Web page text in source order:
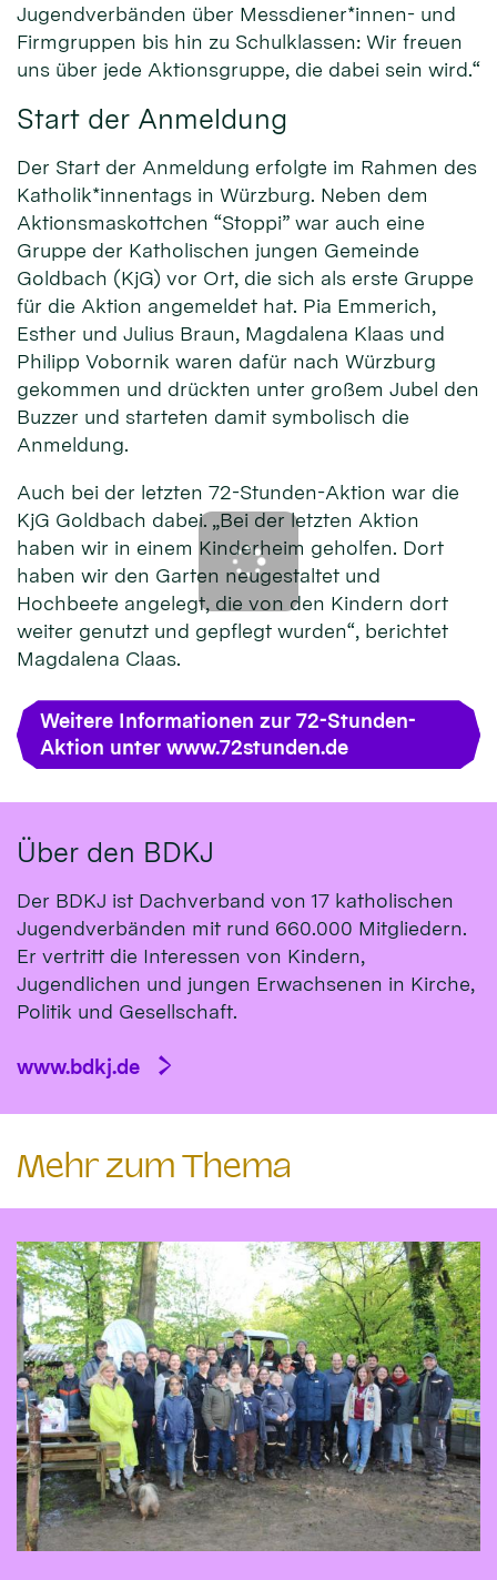
Jugendverbänden über Messdiener*innen- und
Firmgruppen bis hin zu Schulklassen: Wir freuen
uns über jede Aktionsgruppe, die dabei sein wird.“
Start der Anmeldung
Der Start der Anmeldung erfolgte im Rahmen des
Katholik*innentags in Würzburg. Neben dem
Aktionsmaskottchen “Stoppi” war auch eine
Gruppe der Katholischen jungen Gemeinde
Goldbach (KjG) vor Ort, die sich als erste Gruppe
für die Aktion angemeldet hat. Pia Emmerich,
Esther und Julius Braun, Magdalena Klaas und
Philipp Vobornik waren dafür nach Würzburg
gekommen und drückten unter großem Jubel den
Buzzer und starteten damit symbolisch die
Anmeldung.
Auch bei der letzten 72-Stunden-Aktion war die
KjG Goldbach dabei. „Bei der letzten Aktion
haben wir in einem Kinderheim geholfen. Dort
haben wir den Garten neugestaltet und
Hochbeete angelegt, die von den Kindern dort
weiter genutzt und gepflegt wurden“, berichtet
Magdalena Claas.
Weitere Informationen zur 72-Stunden-
Aktion unter www.72stunden.de
Über den BDKJ
Der BDKJ ist Dachverband von 17 katholischen
Jugendverbänden mit rund 660.000 Mitgliedern.
Er vertritt die Interessen von Kindern,
Jugendlichen und jungen Erwachsenen in Kirche,
Politik und Gesellschaft.
www.bdkj.de
Mehr zum Thema